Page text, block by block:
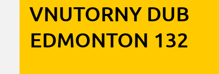
VNUTORNY DUB
EDMONTON 132